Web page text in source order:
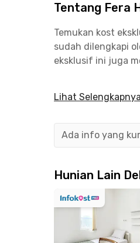
Tentang Fera
Temukan kost
sudah dilengkapi
eksklusif ini juga
perkantoran CIBIS
Jadi, tunggu apa
Lihat Selengkapnya
Ada info yang
Hunian Lain